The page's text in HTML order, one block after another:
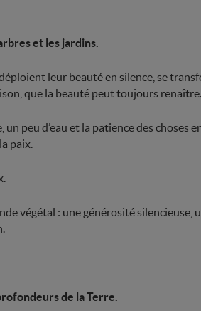
et les jardins.
leur beauté en silence, se
que la beauté peut toujours renaître.
un peu d’eau et la patience des choses
paix.
végétal : une générosité silencieuse,
de la Terre.